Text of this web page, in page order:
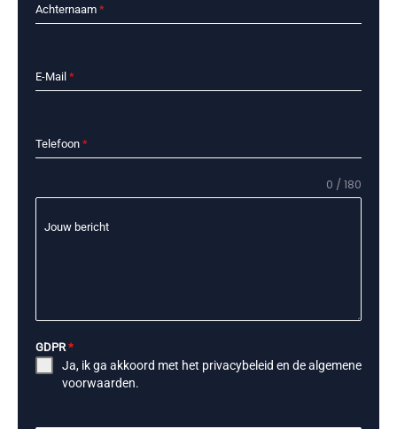
Achternaam *
E-Mail *
Telefoon *
Jouw bericht
0 / 180
GDPR*
Ja, ik ga akkoord met het privacybeleid en dealgemene
voorwaarden.